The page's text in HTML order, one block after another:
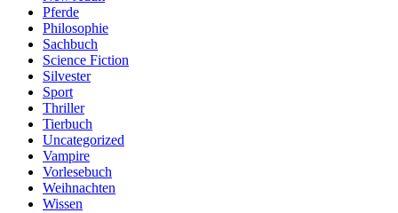
Pferde
Philosophie
Sachbuch
Science Fiction
Silvester
Sport
Thriller
Tierbuch
Uncategorized
Vampire
Vorlesebuch
Weihnachten
Wissen